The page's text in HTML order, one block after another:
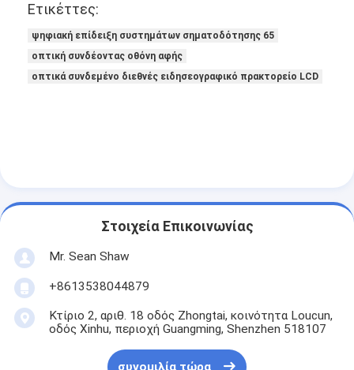
Ετικέττες:
ψηφιακή επίδειξη συστημάτων σηματοδότησης 65
οπτική συνδέοντας οθόνη αφής
οπτικά συνδεμένο διεθνές ειδησεογραφικό πρακτορείο LCD
Στοιχεία Επικοινωνίας
Mr. Sean Shaw
+8613538044879
Κτίριο 2, αριθ. 18 οδός Zhongtai, κοινότητα Loucun,
οδός Xinhu, περιοχή Guangming, Shenzhen 518107